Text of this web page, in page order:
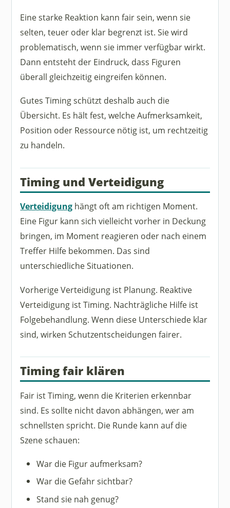
Eine starke Reaktion kann fair sein, wenn sie
selten, teuer oder klar begrenzt ist. Sie wird
problematisch, wenn sie immer verfügbar wirkt.
Dann entsteht der Eindruck, dass Figuren
überall gleichzeitig eingreifen können.
Gutes Timing schützt deshalb auch die
Übersicht. Es hält fest, welche Aufmerksamkeit,
Position oder Ressource nötig ist, um rechtzeitig
zu handeln.
Timing und Verteidigung
Verteidigung hängt oft am richtigen Moment.
Eine Figur kann sich vielleicht vorher in Deckung
bringen, im Moment reagieren oder nach einem
Treffer Hilfe bekommen. Das sind
unterschiedliche Situationen.
Vorherige Verteidigung ist Planung. Reaktive
Verteidigung ist Timing. Nachträgliche Hilfe ist
Folgebehandlung. Wenn diese Unterschiede klar
sind, wirken Schutzentscheidungen fairer.
Timing fair klären
Fair ist Timing, wenn die Kriterien erkennbar
sind. Es sollte nicht davon abhängen, wer am
schnellsten spricht. Die Runde kann auf die
Szene schauen:
War die Figur aufmerksam?
War die Gefahr sichtbar?
Stand sie nah genug?